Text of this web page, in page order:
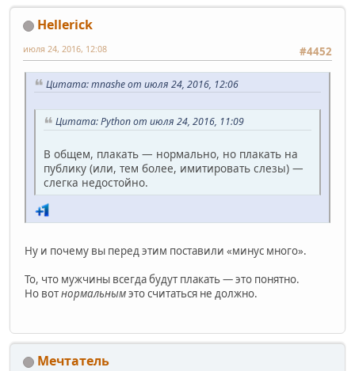
Hellerick
#4452
июля 24, 2016, 12:08
Цитата: mnashe от июля 24, 2016, 12:06
Цитата: Python от июля 24, 2016, 11:09
В общем, плакать — нормально, но плакать на
публику (или, тем более, имитировать слезы) —
слегка недостойно.
Ну и почему вы перед этим поставили «минус много».
То, что мужчины всегда будут плакать — это понятно.
Но вотнормальнымэто считаться не должно.
Мечтатель